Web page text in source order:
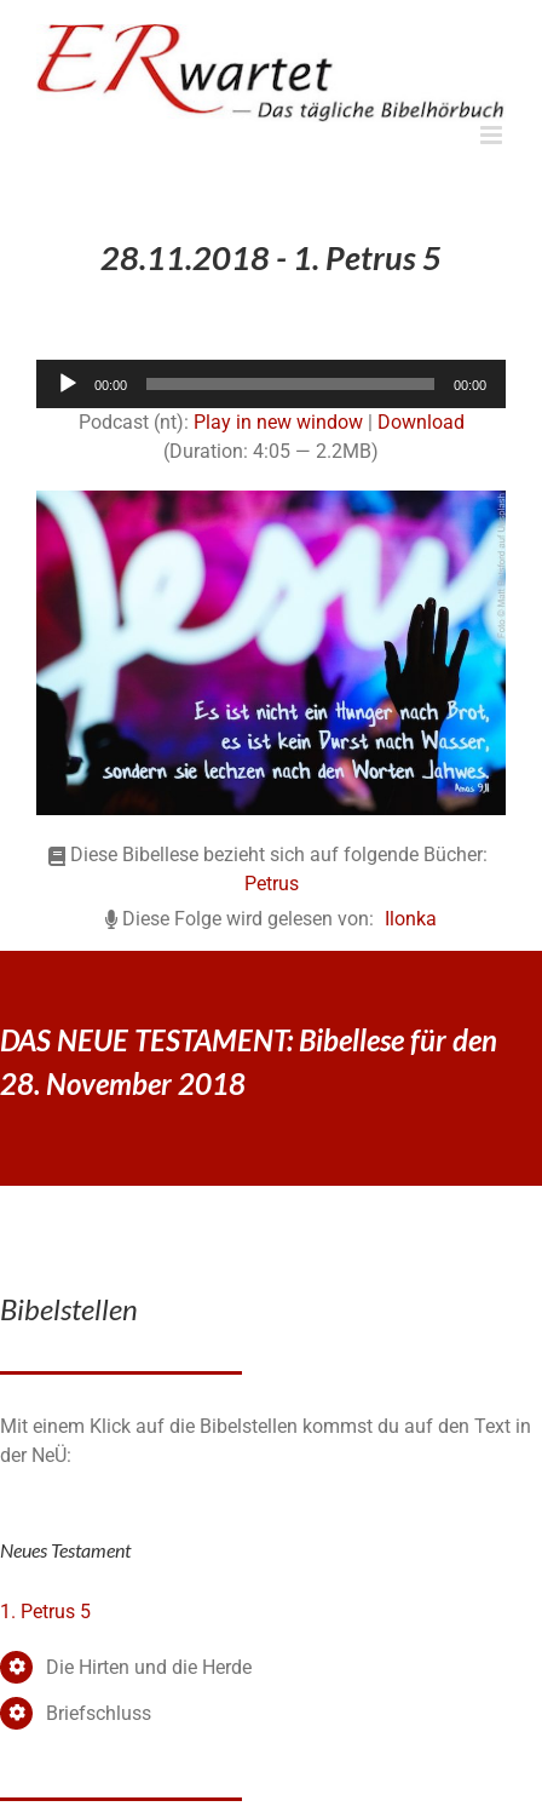
springen
28.11.2018 - 1. Petrus 5
00:00 00:00
Podcast (nt): Play in new window| Download
(Duration: 4:05 — 2.2MB)
Diese Bibellese bezieht sich auf folgende Bücher:
Petrus
Diese Folge wird gelesen von: Ilonka
DAS NEUE TESTAMENT: Bibellese für den
28. November 2018
Bibelstellen
Mit einem Klick auf die Bibelstellen kommst du auf den Text in
der NeÜ:
Neues Testament
1. Petrus 5
Die Hirten und die Herde
Briefschluss